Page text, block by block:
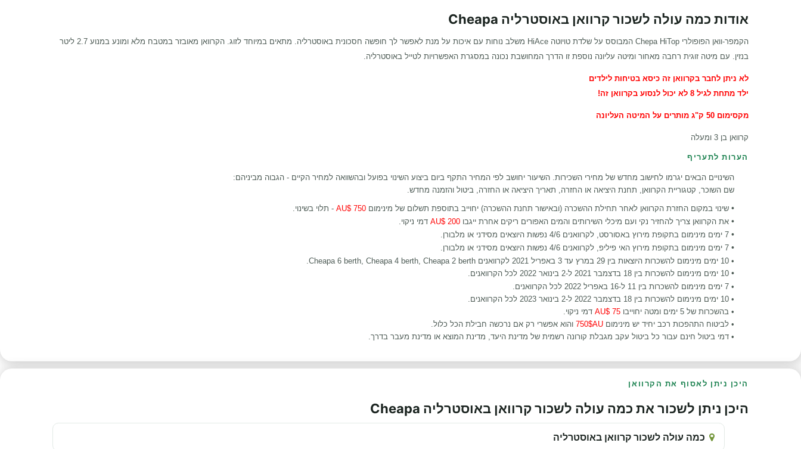
אודות כמה עולה לשכור קרוואן באוסטרליה Cheapa
הקמפר-וואן הפופולרי Chepa HiTop
המבוסס על שלדת טויוטה HiAce משלב נוחות עם איכות על מנת לאפשר לך חופשה חסכונית באוסטרליה. מתאים במיוחד לזוג. הקרוואן מאובזר במטבח מלא ומונע במנוע 2.7 ליטר
בנזין. עם מיטה זוגית רחבה מאחור ומיטה עליונה נוספת זו הדרך המחושבת נכונה במסגרת האפשרויות לטייל באוסטרליה.
לא ניתן לחבר בקרוואן זה כיסא בטיחות לילדים
ילד מתחת לגיל 8 לא יכול לנסוע בקרוואן זה!
מקסימום 50 ק"ג מותרים על המיטה העליונה
קרוואן בן 3 ומעלה
הערות לתעריף
השינויים הבאים יגרמו לחישוב מחדש של מחירי השכירות. השיעור יחושב לפי המחיר התקף ביום ביצוע השינוי בפועל ובהשוואה למחיר הקיים - הגבוה מביניהם:
שם השוכר, קטגוריית הקרוואן, תחנת היציאה או החזרה, תאריך היציאה או החזרה, ביטול והזמנה מחדש.
• שינוי במקום החזרת הקרוואן לאחר תחילת ההשכרה (ובאישור תחנת ההשכרה) יחוייב בתוספת תשלום של מינימום 750 $AU - תלוי בשינוי.
• את הקרוואן צריך להחזיר נקי ועם מיכלי השירותים והמים האפורים ריקים אחרת ייגבו 200 $AU דמי ניקוי.
• 7 ימים מינימום בתקופת מירוץ באסורסט, לקרוואנים 4/6 נפשות היוצאים מסידני או מלבורן.
• 7 ימים מינימום בתקופת מירוץ האי פיליפ, לקרוואנים 4/6 נפשות
היוצאים מסידני או מלבורן.
• 10 ימים מינימום להשכרות היוצאות בין 29 במרץ עד 3 באפריל 2021 לקרוואנים Cheapa 6 berth, Cheapa 4 berth, Cheapa 2 berth
.
• 10 ימים מינימום להשכרות
בין 18 בדצמבר 2021 ל-2 בינואר 2022 לכל הקרוואנים.
• 7 ימים מינימום להשכרות
בין 11 ל-16 באפריל 2022 לכל הקרוואנים.
• 10 ימים מינימום להשכרות
בין 18 בדצמבר 2022 ל-2 בינואר 2023 לכל הקרוואנים.
• בהשכרות של 5 ימים ומטה יחוייבו 75 $AU
דמי ניקוי.
• לביטוח התהפכות רכב יחיד יש מינימום 750$AU והוא אפשרי רק אם נרכשה חבילת הכל כלול.
• דמי ביטול חינם עבור כל ביטול עקב מגבלת קורונה רשמית של מדינת היעד, מדינת המוצא או מדינת מעבר בדרך.
היכן ניתן לאסוף את הקרוואן
היכן ניתן לשכור את כמה עולה לשכור קרוואן באוסטרליה Cheapa
כמה עולה לשכור קרוואן באוסטרליה